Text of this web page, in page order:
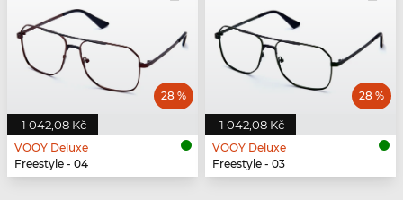
1 042,08 Kč
28 %
VOOY Deluxe
Freestyle - 04
1 042,08 Kč
28 %
VOOY Deluxe
Freestyle - 03